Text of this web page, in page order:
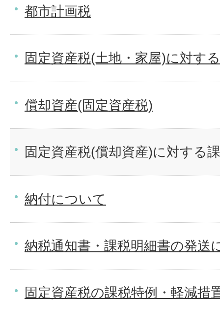
都市計画税
固定資産税(土地・家屋)に対す
償却資産(固定資産税)
固定資産税(償却資産)に対する
納付について
納税通知書・課税明細書の発送
固定資産税の課税特例・軽減措